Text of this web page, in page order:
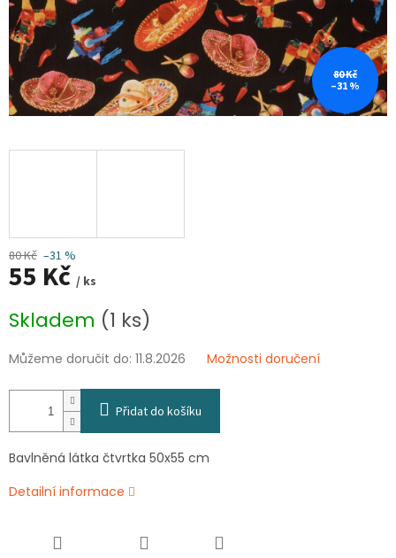
80 Kč
–31 %
80 Kč –31 %
55 Kč / ks
cena:
Skladem (1 ks)
Můžeme doručit do: 11.8.2026 Možnosti doručení
Přidat do košíku
Bavlněná látka čtvrtka 50x55 cm
Detailní informace